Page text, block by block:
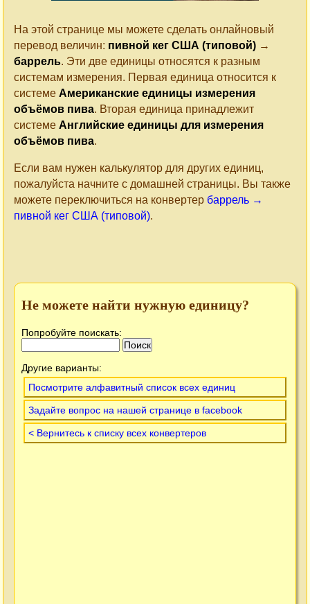
На этой странице мы можете сделать онлайновый
перевод величин: пивной кег США (типовой) →
баррель. Эти две единицы относятся к разным
системам измерения. Первая единица относится к
системе Американские единицы измерения
объёмов пива. Вторая единица принадлежит
системе Английские единицы для измерения
объёмов пива.
Если вам нужен калькулятор для других единиц,
пожалуйста начните с домашней страницы. Вы также
можете переключиться на конвертер баррель →
пивной кег США (типовой).
Не можете найти нужную единицу?
Попробуйте поискать:
Другие варианты:
Посмотрите алфавитный список всех единиц
Задайте вопрос на нашей странице в facebook
< Вернитесь к списку всех конвертеров